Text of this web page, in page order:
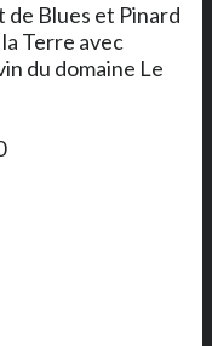
de Blues et Pinard
Terre avec
du domaine Le